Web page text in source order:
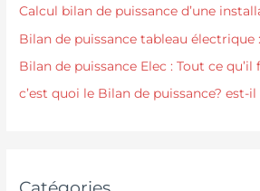
Calcul bilan de puissance d’une
Bilan de puissance tableau électrique
Bilan de puissance Elec : Tout ce qu’il
c’est quoi le Bilan de puissance? est-